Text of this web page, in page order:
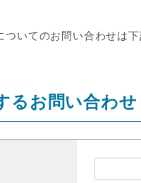
ついてのお問い合わせは
るお問い合わせ